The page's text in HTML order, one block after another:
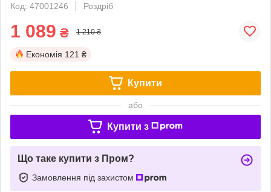
Код: 47001246
Роздріб
1 089 ₴ 1 210 ₴
Економія 121 ₴
Купити
або
Купити з
Що таке купити з Пром?
Замовлення під захистом